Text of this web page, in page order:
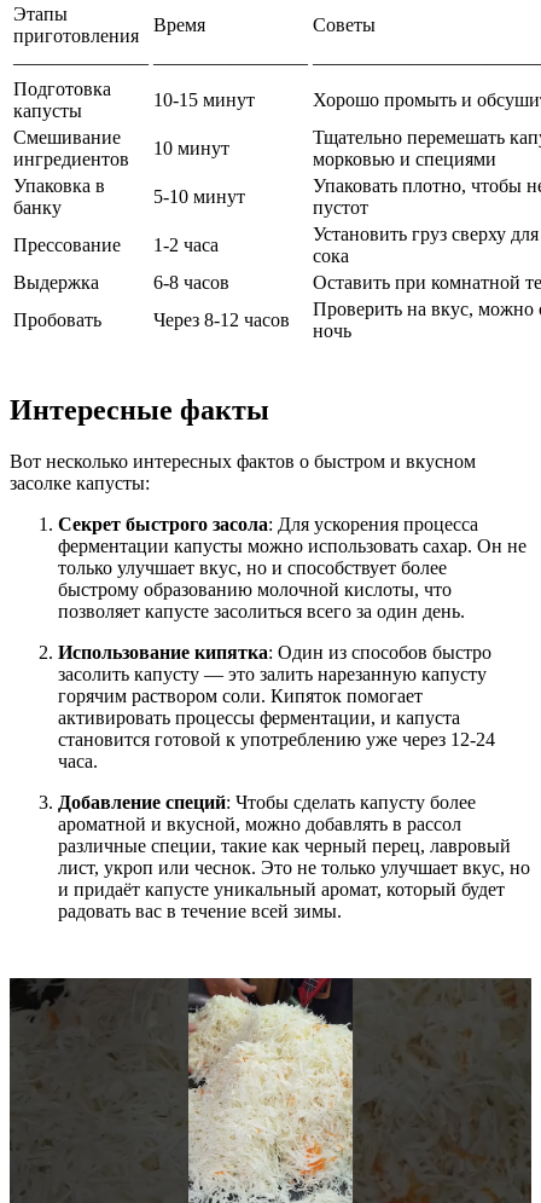
Этапы
приготовления
Время
Советы
——————— ————————
Подготовка
капусты
10-15 минут
Хорошо промыть и
Смешивание
ингредиентов
10 минут
Тщательно перемешать
морковью и специями
Упаковка в
банку
5-10 минут
Упаковать плотно, чтобы
пустот
Прессование
1-2 часа
Установить груз сверху
сока
Выдержка
6-8 часов
Оставить при комнатной
Пробовать
Через 8-12 часов
Проверить на вкус, можно
ночь
Интересные факты
Вот несколько интересных фактов о быстром и вкусном
засолке капусты:
Секрет быстрого засола: Для ускорения процесса
ферментации капусты можно использовать сахар. Он не
только улучшает вкус, но и способствует более
быстрому образованию молочной кислоты, что
позволяет капусте засолиться всего за один день.
Использование кипятка: Один из способов быстро
засолить капусту — это залить нарезанную капусту
горячим раствором соли. Кипяток помогает
активировать процессы ферментации, и капуста
становится готовой к употреблению уже через 12-24
часа.
Добавление специй: Чтобы сделать капусту более
ароматной и вкусной, можно добавлять в рассол
различные специи, такие как черный перец, лавровый
лист, укроп или чеснок. Это не только улучшает вкус, но
и придаёт капусте уникальный аромат, который будет
радовать вас в течение всей зимы.